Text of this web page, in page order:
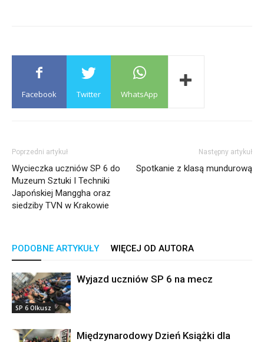
Facebook Twitter WhatsApp
Poprzedni artykuł
Wycieczka uczniów SP 6 do
Muzeum Sztuki I Techniki
Japońskiej Manggha oraz
siedziby TVN w Krakowie
Następny artykuł
Spotkanie z klasą mundurową
PODOBNE ARTYKUŁY WIĘCEJ OD AUTORA
SP 6 Olkusz
Wyjazd uczniów SP 6 na mecz
Międzynarodowy Dzień Książki dla